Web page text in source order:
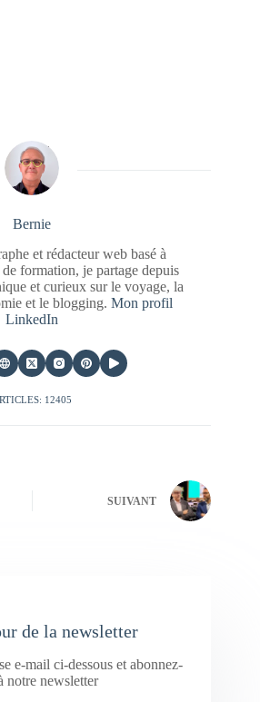
Bernie
et rédacteur web basé à
formation, je partage depuis
et curieux sur le voyage, la
et le blogging. Mon profil
LinkedIn
12405
SUIVANT
de la newsletter
e-mail ci-dessous et abonnez-
notre newsletter